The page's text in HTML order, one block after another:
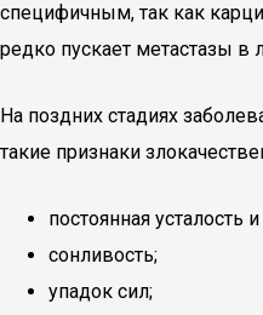
специфичным, так как
редко пускает метастазы в
На поздних стадиях
такие признаки
постоянная усталость и
сонливость;
упадок сил;